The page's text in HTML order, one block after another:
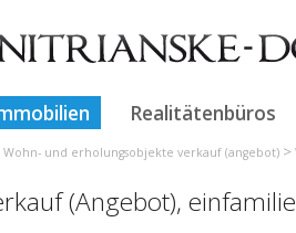
Realitätenbüros
Wohn- und erholungsobjekte verkauf (angebot) >
(Angebot),